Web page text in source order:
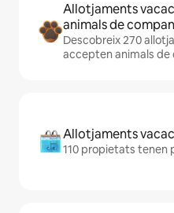
Allotjaments
animals de
Descobreix 270
accepten animals de
Allotjaments
110 propietats tenen